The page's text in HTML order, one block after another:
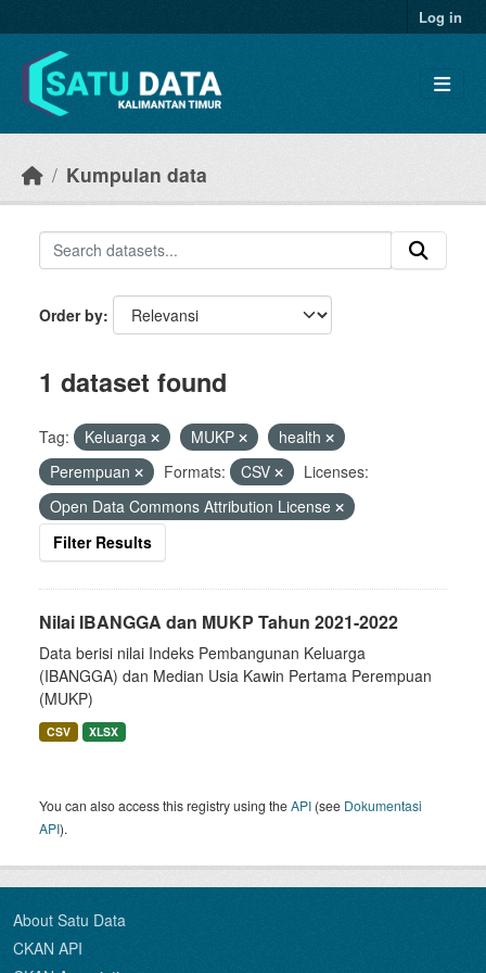
Log in
Kumpulan data
Order by
1 dataset found
Tag: Keluarga MUKP
health
Perempuan
Formats: CSV
Licenses:
Open Data Commons Attribution License
Filter Results
Nilai IBANGGA dan MUKP Tahun 2021-2022
Data berisi nilai Indeks Pembangunan Keluarga
(IBANGGA) dan Median Usia Kawin Pertama Perempuan
(MUKP)
CSV XLSX
You can also access this registry using theAPI (see Dokumentasi
API).
About Satu Data
CKAN API